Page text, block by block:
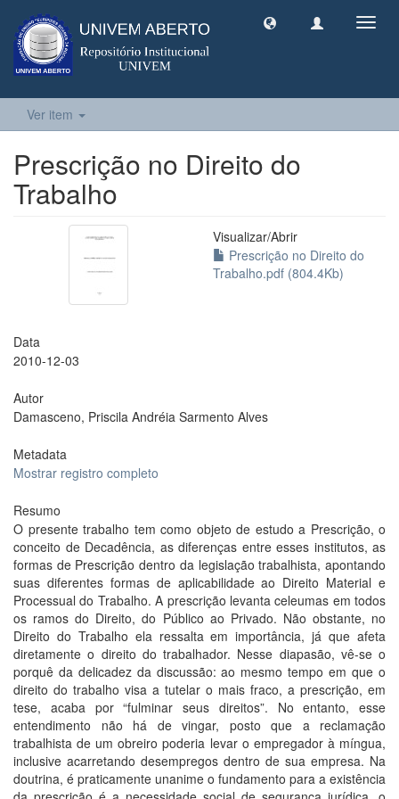
Ver item
Prescrição no Direito do
Trabalho
Visualizar/Abrir
Prescrição no Direito do
Trabalho.pdf (804.4Kb)
Data
2010-12-03
Autor
Damasceno, Priscila Andréia Sarmento Alves
Metadata
Mostrar registro completo
Resumo
O presente trabalho tem como objeto de estudo a Prescrição, o
conceito de Decadência, as diferenças entre esses institutos, as
formas de Prescrição dentro da legislação trabalhista, apontando
suas diferentes formas de aplicabilidade ao Direito Material e
Processual do Trabalho. A prescrição levanta celeumas em todos
os ramos do Direito, do Público ao Privado. Não obstante, no
Direito do Trabalho ela ressalta em importância, já que afeta
diretamente o direito do trabalhador. Nesse diapasão, vê-se o
porquê da delicadez da discussão: ao mesmo tempo em que o
direito do trabalho visa a tutelar o mais fraco, a prescrição, em
tese, acaba por “fulminar seus direitos”. No entanto, esse
entendimento não há de vingar, posto que a reclamação
trabalhista de um obreiro poderia levar o empregador à míngua,
inclusive acarretando desempregos dentro de sua empresa. Na
doutrina, é praticamente unanime o fundamento para a existência